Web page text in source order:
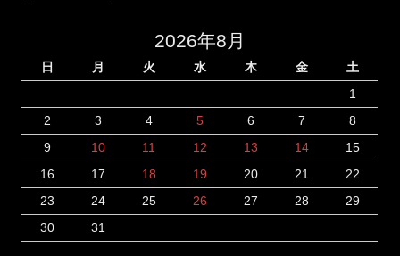
2026年8月
日 月 火 水 木 金
土
1
2
3 4 5 6 7
8
9
10 11 12 13 14
15
16
17 18 19 20 21
22
23
24 25 26 27 28
29
30
31